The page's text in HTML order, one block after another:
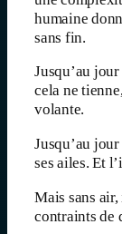
humaine
sans fin.
Jusqu’au
cela ne
volante.
Jusqu’au
ses ailes. Et
Mais sans
contraints de